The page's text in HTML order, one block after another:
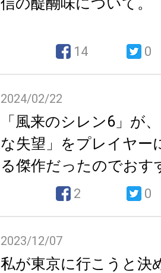
14 0
2024/02/22
「風来のシレン6」が
な失望」をプレイヤー
る傑作だったのでおす
2 0
2023/12/07
私が東京に行こうと決